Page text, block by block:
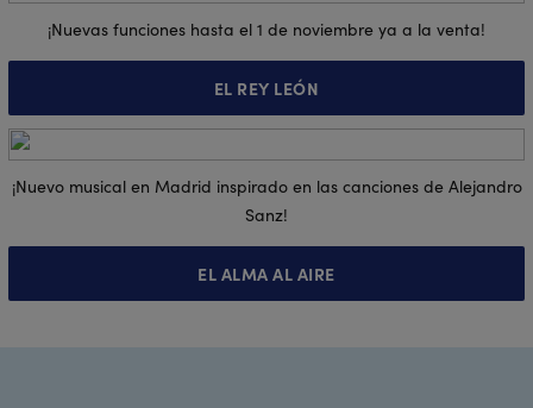
¡Nuevas funciones hasta el 1 de noviembre ya a la venta!
EL REY LEÓN
¡Nuevo musical en Madrid inspirado en las canciones de Alejandro
Sanz!
EL ALMA AL AIRE